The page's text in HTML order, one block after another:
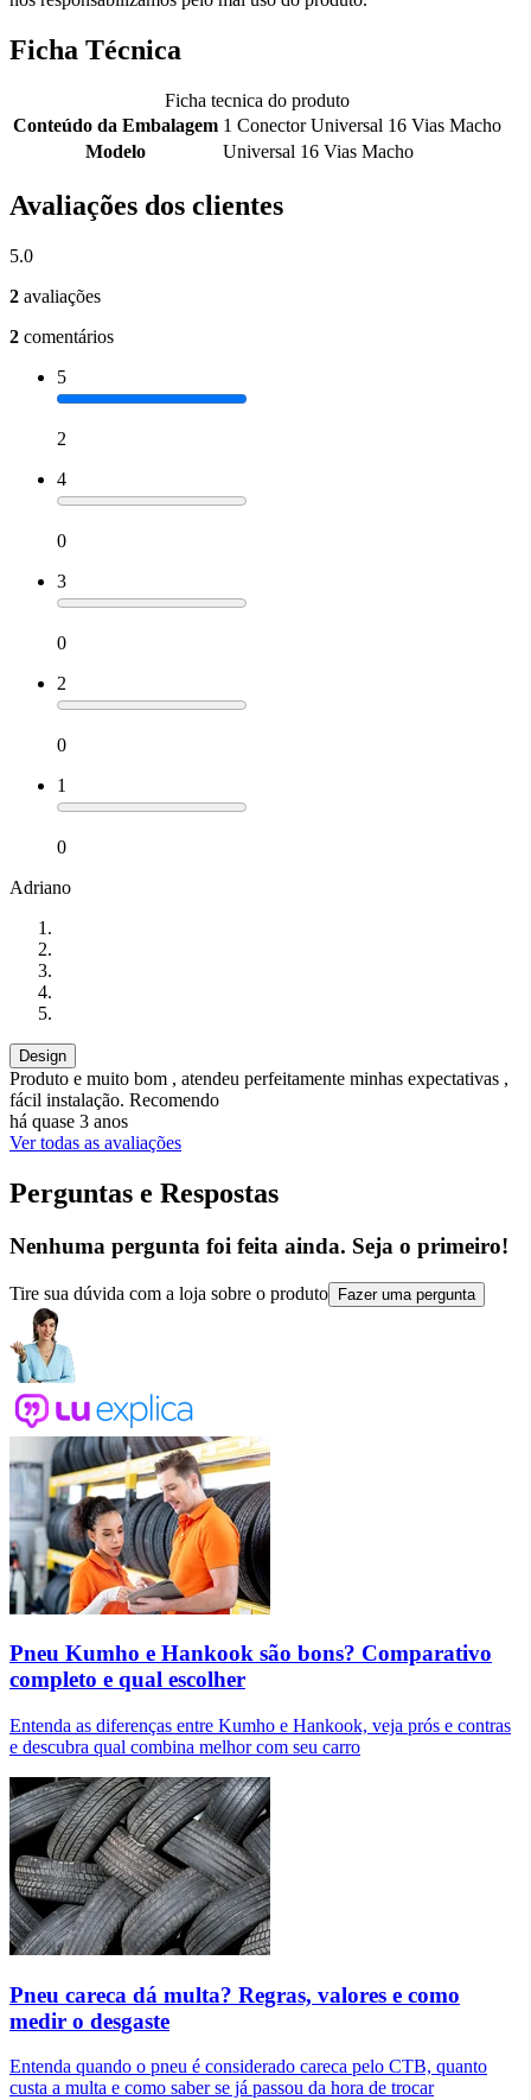
Ficha Técnica
Ficha tecnica do produto
Conteúdo da Embalagem 1 Conector Universal 16 Vias Macho
Modelo
Universal 16 Vias Macho
Avaliações dos clientes
5.0
2 avaliações
2 comentários
5
2
4
0
3
0
2
0
1
0
Adriano
Design
Produto e muito bom , atendeu perfeitamente minhas expectativas ,
fácil instalação. Recomendo
há quase 3 anos
Ver todas as avaliações
Perguntas e Respostas
Nenhuma pergunta foi feita ainda. Seja o primeiro!
Tire sua dúvida com a loja sobre o produto Fazer uma pergunta
Pneu Kumho e Hankook são bons? Comparativo
completo e qual escolher
Entenda as diferenças entre Kumho e Hankook, veja prós e contras
e descubra qual combina melhor com seu carro
Pneu careca dá multa? Regras, valores e como
medir o desgaste
Entenda quando o pneu é considerado careca pelo CTB, quanto
custa a multa e como saber se já passou da hora de trocar